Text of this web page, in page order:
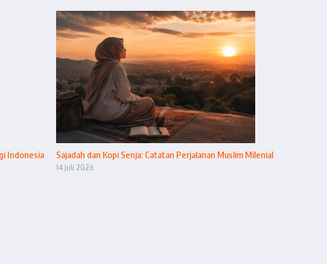
Indonesia Sajadah dan Kopi Senja: Catatan Perjalanan Muslim Milenial
14 Juli 2026